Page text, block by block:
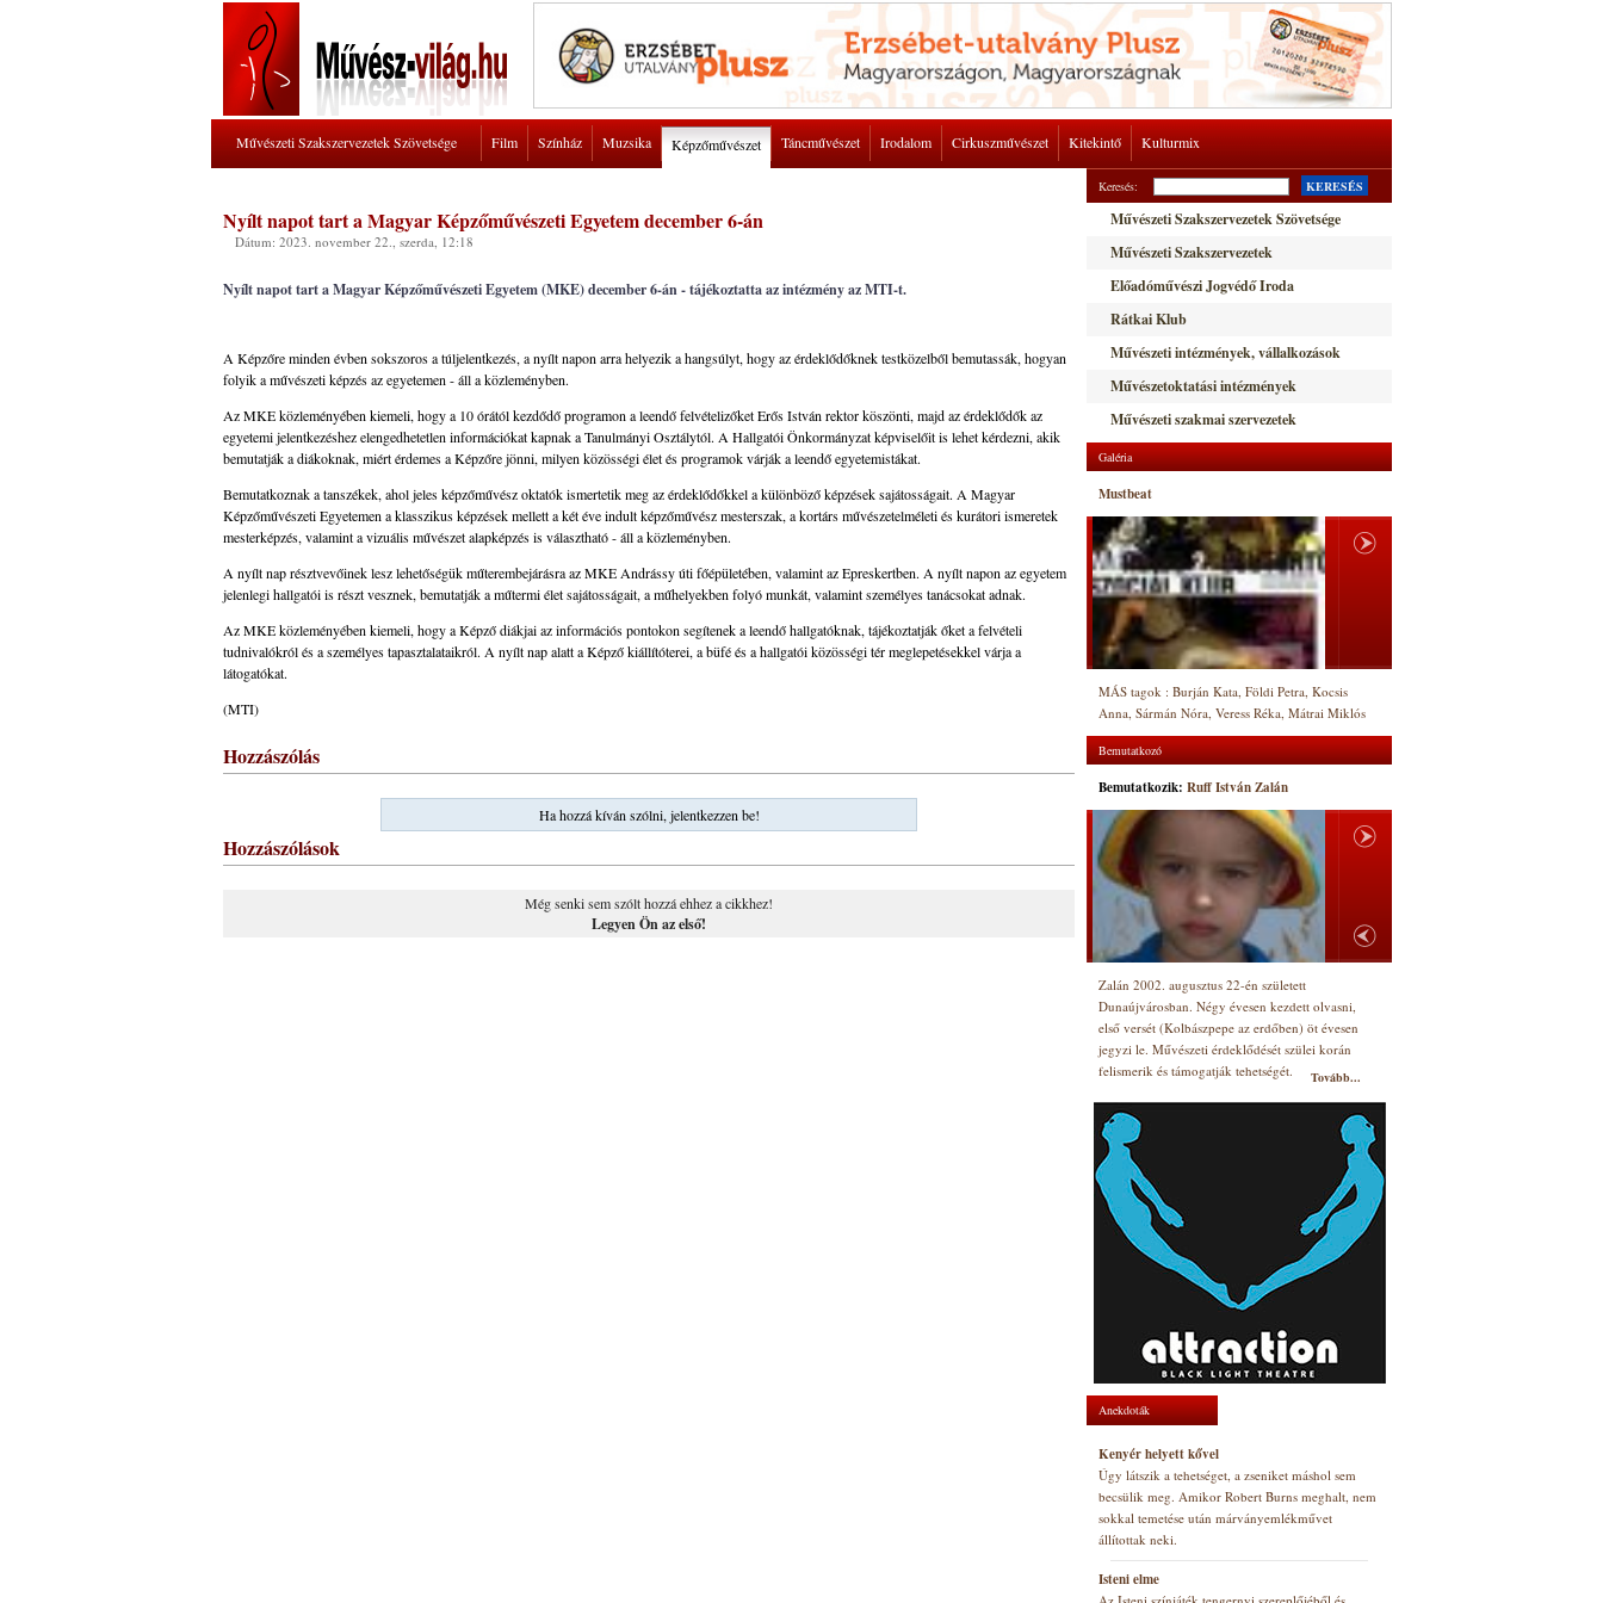
Művészeti Szakszervezetek Szövetsége Film Színház Muzsika Képzőművészet Táncművészet Irodalom Cirkuszművészet Kitekintő Kulturmix
Nyílt napot tart a Magyar Képzőművészeti Egyetem december 6-án
Dátum: 2023. november 22., szerda, 12:18
Nyílt napot tart a Magyar Képzőművészeti Egyetem (MKE) december 6-án - tájékoztatta az intézmény az MTI-t.
A Képzőre minden évben sokszoros a túljelentkezés, a nyílt napon arra helyezik a hangsúlyt, hogy az érdeklődőknek testközelből bemutassák, hogyan
folyik a művészeti képzés az egyetemen - áll a közleményben.
Az MKE közleményében kiemeli, hogy a 10 órától kezdődő programon a leendő felvételizőket Erős István rektor köszönti, majd az érdeklődők az
egyetemi jelentkezéshez elengedhetetlen információkat kapnak a Tanulmányi Osztálytól. A Hallgatói Önkormányzat képviselőit is lehet kérdezni, akik
bemutatják a diákoknak, miért érdemes a Képzőre jönni, milyen közösségi élet és programok várják a leendő egyetemistákat.
Bemutatkoznak a tanszékek, ahol jeles képzőművész oktatók ismertetik meg az érdeklődőkkel a különböző képzések sajátosságait. A Magyar
Képzőművészeti Egyetemen a klasszikus képzések mellett a két éve indult képzőművész mesterszak, a kortárs művészetelméleti és kurátori ismeretek
mesterképzés, valamint a vizuális művészet alapképzés is választható - áll a közleményben.
A nyílt nap résztvevőinek lesz lehetőségük műterembejárásra az MKE Andrássy úti főépületében, valamint az Epreskertben. A nyílt napon az egyetem
jelenlegi hallgatói is részt vesznek, bemutatják a műtermi élet sajátosságait, a műhelyekben folyó munkát, valamint személyes tanácsokat adnak.
Az MKE közleményében kiemeli, hogy a Képző diákjai az információs pontokon segítenek a leendő hallgatóknak, tájékoztatják őket a felvételi
tudnivalókról és a személyes tapasztalataikról. A nyílt nap alatt a Képző kiállítóterei, a büfé és a hallgatói közösségi tér meglepetésekkel várja a
látogatókat.
(MTI)
Hozzászólás
Ha hozzá kíván szólni, jelentkezzen be!
Hozzászólások
Még senki sem szólt hozzá ehhez a cikkhez!
Legyen Ön az első!
Keresés: KERESÉS
Művészeti Szakszervezetek Szövetsége
Művészeti Szakszervezetek
Előadóművészi Jogvédő Iroda
Rátkai Klub
Művészeti intézmények, vállalkozások
Művészetoktatási intézmények
Művészeti szakmai szervezetek
Galéria
Mustbeat
MÁS tagok : Burján Kata, Földi Petra, Kocsis
Anna, Sármán Nóra, Veress Réka, Mátrai Miklós
Bemutatkozó
Bemutatkozik: Ruff István Zalán
Zalán 2002. augusztus 22-én született
Dunaújvárosban. Négy évesen kezdett olvasni,
első versét (Kolbászpepe az erdőben) öt évesen
jegyzi le. Művészeti érdeklődését szülei korán
felismerik és támogatják tehetségét.
Tovább...
Anekdoták
Kenyér helyett kővel
Úgy látszik a tehetséget, a zseniket máshol sem
becsülik meg. Amikor Robert Burns meghalt, nem
sokkal temetése után márványemlékművet
állítottak neki.
Isteni elme